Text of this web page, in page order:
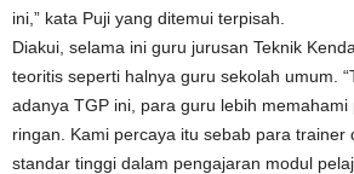
ini,” kata Puji yang ditemui terpisah.
Diakui, selama ini guru jurusan Teknik
teoritis seperti halnya guru sekolah umum.
adanya TGP ini, para guru lebih memahami
ringan. Kami percaya itu sebab para trainer
standar tinggi dalam pengajaran modul